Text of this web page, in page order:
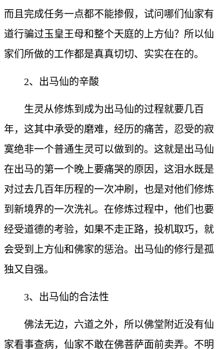
而且完成任务一点都不能掺假，试问哪们仙家有
道行骗过玉皇王母和整个天庭的上方仙？所以仙
家们所做的工作都是真真切切、实实在在的。
2、出马仙的辛酸
生灵从修炼到成为出马仙的过程就要几百
年，这其中承受的磨难，经历的痛苦，忍受的寂
寞绝非一个普通生灵可以做到的。这就是出马仙
在出马的第一个晚上要痛哭的原因，这泪水既是
对过去几百年历程的一次冲刷，也是对他们修炼
到新境界的一次洗礼。在修炼过程中，他们也要
经受道德的考验，如果不走正路，投机取巧，就
会受到上方仙和佛家的惩治。出马仙的修行是孤
独又自强。
3、出马仙的合法性
佛法无边，六道之外，所以佛堂附近没有仙
家看事查病，仙家不敢在佛菩萨面前卖弄。不明